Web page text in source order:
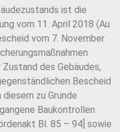
ist die
vom 11. April 2018 (Au
vom 7. November
des Gebäudes,
Bescheid
zu Grunde
Baukontrollen
Bl. 85 – 94] sowie